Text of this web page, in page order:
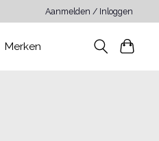
Aanmelden / Inloggen
Merken